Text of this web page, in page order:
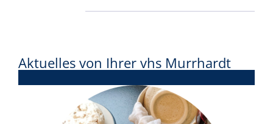
Aktuelles von Ihrer vhs Murrhardt